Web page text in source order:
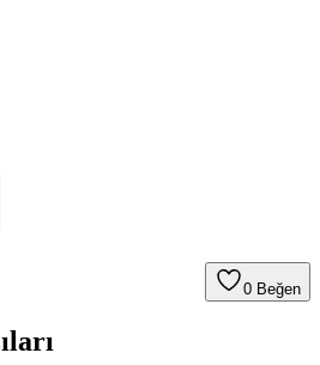
0 Beğen